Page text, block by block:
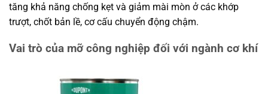
tăng khả năng chống kẹt và giảm mài mòn ở các khớp
trượt, chốt bản lề, cơ cấu chuyển động chậm.
Vai trò của mỡ công nghiệp đối với ngành cơ khí